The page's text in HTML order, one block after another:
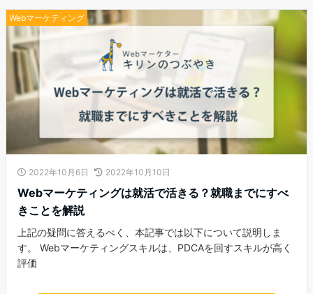
Webマーケティング
2022年10月6日 2022年10月10日
Webマーケティングは就活で活きる？就職までにすべ
きことを解説
上記の疑問に答えるべく、本記事では以下について説明しま
す。 Webマーケティングスキルは、PDCAを回すスキルが高く
評価